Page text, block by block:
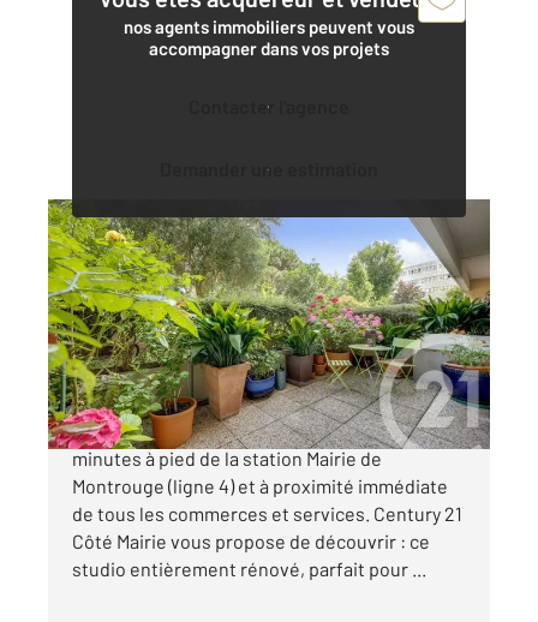
nos agents immobiliers peuvent vous
accompagner dans vos projets
Contacter l'agence
Demander une estimation
MONTROUGE 92
31 m2, 1 pièce
Ref : 11150
Appartement F1 à vendre
285 000 €
MONTROUGE - HYPERCENTRE - À seulement 2
minutes à pied de la station Mairie de
Montrouge (ligne 4) et à proximité immédiate
de tous les commerces et services. Century 21
Côté Mairie vous propose de découvrir : ce
studio entièrement rénové, parfait pour ...